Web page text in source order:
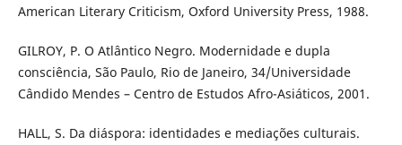
American Literary Criticism, Oxford University Press, 1988.
GILROY, P. O Atlântico Negro. Modernidade e dupla
consciência, São Paulo, Rio de Janeiro, 34/Universidade
Cândido Mendes – Centro de Estudos Afro-Asiáticos, 2001.
HALL, S. Da diáspora: identidades e mediações culturais.